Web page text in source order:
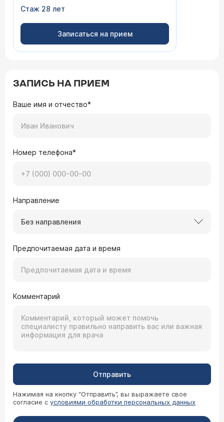
Стаж 28 лет
Записаться на прием
ЗАПИСЬ НА ПРИЕМ
Ваше имя и отчество*
Номер телефона*
Направление
Без направления
Предпочитаемая дата и время
Комментарий
Отправить
Нажимая на кнопку “Отправить”, вы выражаете свое
согласие с условиями обработки персональных данных